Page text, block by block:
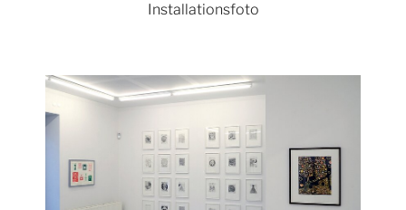
Installationsfoto
Show larger version